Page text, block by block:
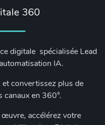
360
digitale spécialisée Lead
IA.
convertissez plus de
canaux en 360°.
accélérez votre